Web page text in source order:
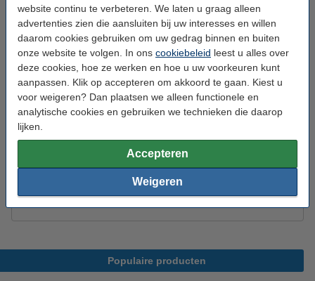
website continu te verbeteren. We laten u graag alleen
advertenties zien die aansluiten bij uw interesses en willen
daarom cookies gebruiken om uw gedrag binnen en buiten
onze website te volgen. In ons cookiebeleid leest u alles over
deze cookies, hoe ze werken en hoe u uw voorkeuren kunt
aanpassen. Klik op accepteren om akkoord te gaan. Kiest u
voor weigeren? Dan plaatsen we alleen functionele en
analytische cookies en gebruiken we technieken die daarop
lijken.
Accepteren
Weigeren
Spoel breedte: 7,0 cm
Ons Artikelnr: DFP02302
Vervangt artikelnr oud: DFE20152
Direct meebestellen
3DLAC hechtspray (400 ml)
€ 11,50
Populaire producten